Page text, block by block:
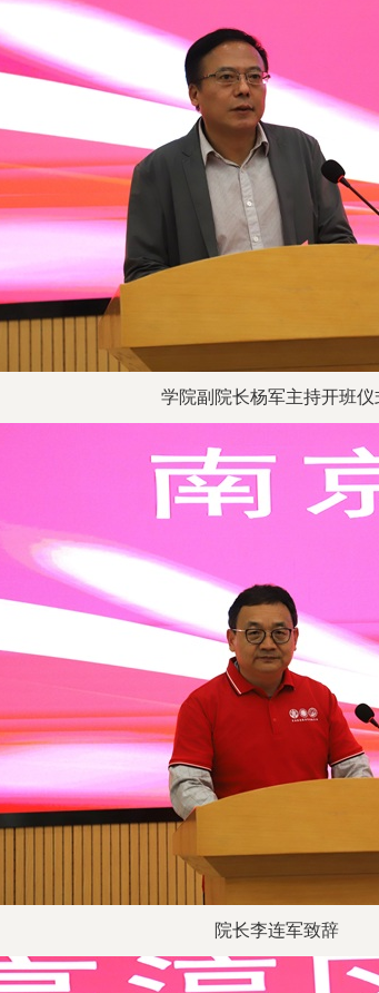
学院副 院长杨军主持开班仪
院长李连军致辞